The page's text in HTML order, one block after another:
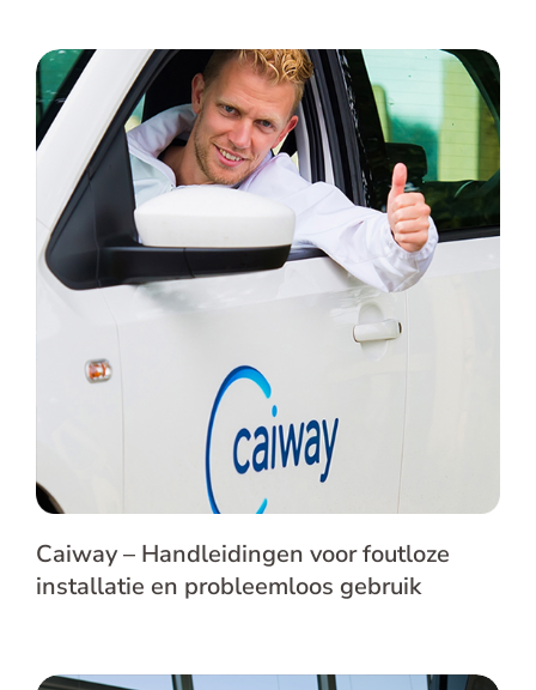
Caiway – Handleidingen voor foutloze
installatie en probleemloos gebruik
Caiway – Handleidingen voor foutloze
installatie en probleemloos gebruik